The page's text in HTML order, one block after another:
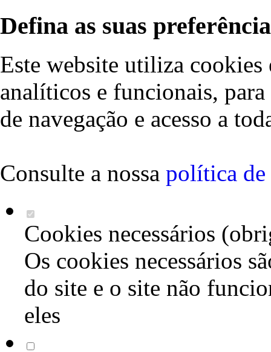
Defina as suas
Este website utiliza cookies
analíticos e funcionais,
de navegação e acesso a
Consulte a nossa política de
Cookies necessários
Os cookies necessários
do site e o site não
eles